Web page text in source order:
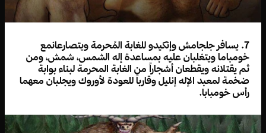
7. يسافر جلجامش وإنكيدو للغابة المُحرمة ويتصارعانمع
خومباما ويتغلبان عليه بمساعدة إله الشمس، شمش، ومن
ثم يقتلانه ويقطعان أشجاراً من الغابة المحرمة لبناء بوابة
ضخمة لمعبد الإله إنليل وقارباً للعودة لأوروك ويجلبان معهما
رأس خومبابا.